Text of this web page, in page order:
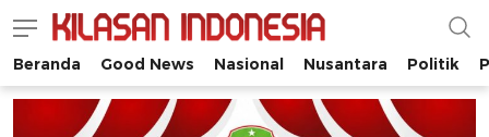
Kilasan Indonesia
Satu-satunya di Indonesia
Beranda Good News Nasional Nusantara Politik